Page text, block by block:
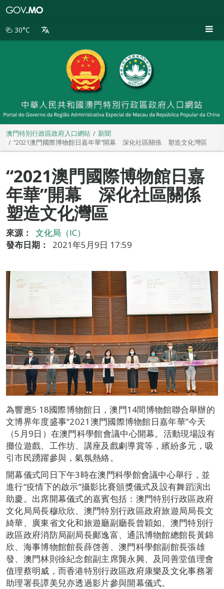
別
30°C
澳門特別行政區政府入口網站
新聞
“2021澳門國際博物館日嘉年華”開幕 深化社區關係 塑造文化灣區
“2021澳門國際博物館日嘉
年華”開幕 深化社區關係
塑造文化灣區
來源：
文化局（IC）
發布日期：
2021年5月9日 17:59
為響應5‧18國際博物館日，澳門14間博物館聯合舉辦的
文博界年度盛事“2021澳門國際博物館日嘉年華”今天
（5月9日）在澳門科學館會議中心開幕。活動現場設有
攤位遊戲、工作坊、講座及戲劇導賞等，繽紛多元，吸
引市民踴躍參與，氣氛熱絡。
開幕儀式同日下午3時在澳門科學館會議中心舉行，並
進行“疫情下的啟示”攝影比賽頒獎儀式及設有舞蹈演出
助慶。出席開幕儀式的嘉賓包括：澳門特別行政區政府
文化局局長穆欣欣、澳門特別行政區政府旅遊局局長文
綺華、廣東省文化和旅遊廳副廳長曾穎如、澳門特別行
政區政府消防局副局長鄺逸富、通訊博物館總館長黃錦
欣、海事博物館館長薛啓善、澳門科學館副館長張雄
發、澳門林則徐紀念館副主席龔永興、及同善堂值理會
值理蔡明威，而香港特別行政區政府康樂及文化事務署
助理署長譚美兒亦透過影片參與開幕儀式。